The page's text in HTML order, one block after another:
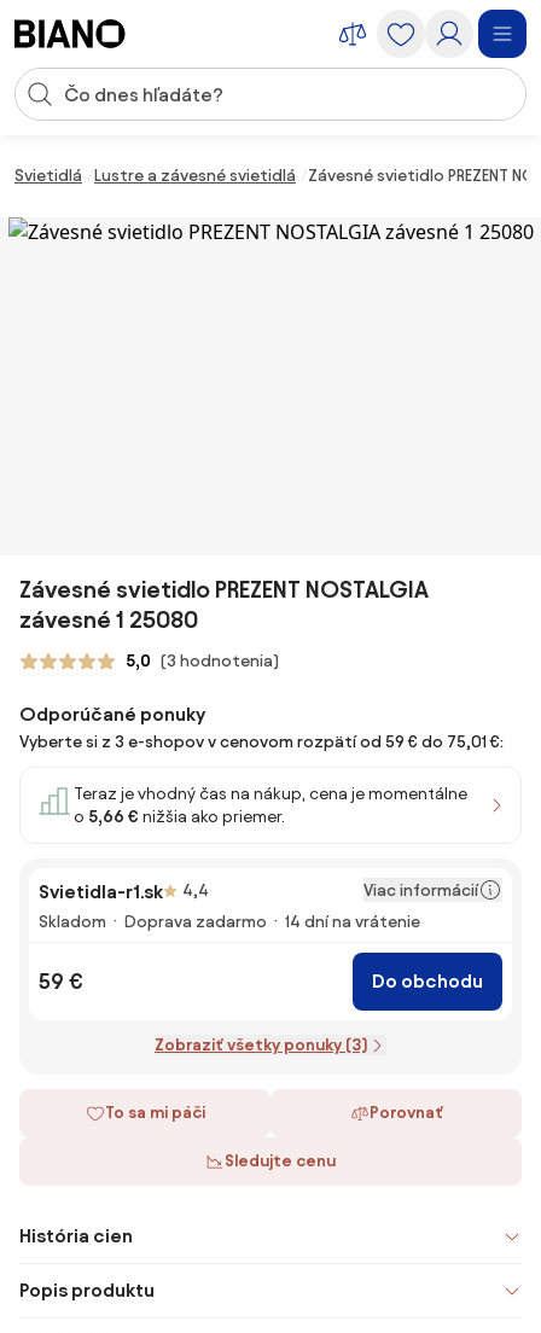
Vstup pre vyhľadávanie
Svietidlá Lustre a závesné svietidlá Závesné svietidlo PREZENT
Závesné svietidlo PREZENT NOSTALGIA
závesné 1 25080
5,0 (3 hodnotenia)
Odporúčané ponuky
Vyberte si z 3 e-shopov v cenovom rozpätí od 59 € do 75,01 €:
Teraz je vhodný čas na nákup, cena je momentálne
o 5,66 € nižšia ako priemer.
Svietidla-r1.sk 4,4
Viac informácií
Skladom
Doprava zadarmo 14 dní na vrátenie
59 € Do obchodu
Zobraziť všetky ponuky (3)
To sa mi páči Porovnať
Sledujte cenu
História cien
Popis produktu